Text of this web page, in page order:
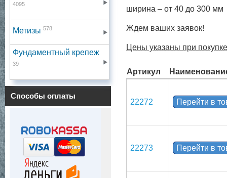
4095
Метизы 578
Фундаментный крепеж
39
Способы оплаты
ширина – от 40 до 300 мм
Ждем ваших заявок!
Цены указаны при
Артикул
22272 Перейти в
22273 Перейти в